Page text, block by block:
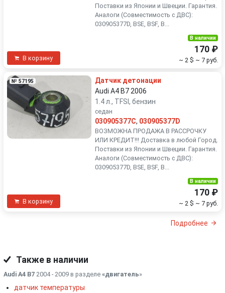
Поставки из Японии и Швеции. Гарантия.
Аналоги (Совместимость с ДВС):
030905377D, BSE, BSF, B...
В корзину
В наличии
170 ₽
~ 2 $ ~ 7 руб.
№ 57195
Датчик детонации
Audi A4 B7 2006
1.4 л., TFSI, бензин
седан
030905377C, 030905377D
ВОЗМОЖНА ПРОДАЖА В РАССРОЧКУ
ИЛИ КРЕДИТ!!! Доставка в любой Город.
Поставки из Японии и Швеции. Гарантия.
Аналоги (Совместимость с ДВС):
030905377D, BSE, BSF, B...
В корзину
В наличии
170 ₽
~ 2 $ ~ 7 руб.
Подробнее
Также в наличии
Audi A4 B7 2004 - 2009 в разделе «двигатель»
датчик температуры